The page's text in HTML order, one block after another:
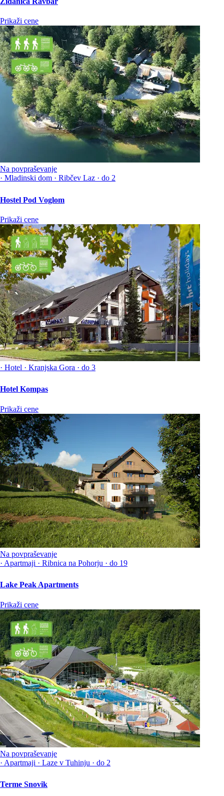
Prikaži cene
Na povpraševanje
· Mladinski dom · Ribčev Laz · do 2
Hostel Pod Voglom
Prikaži cene
· Hotel · Kranjska Gora · do 3
Hotel Kompas
Prikaži cene
Na povpraševanje
· Apartmaji · Ribnica na Pohorju · do 19
Lake Peak Apartments
Prikaži cene
Na povpraševanje
· Apartmaji · Laze v Tuhinju · do 2
Terme Snovik